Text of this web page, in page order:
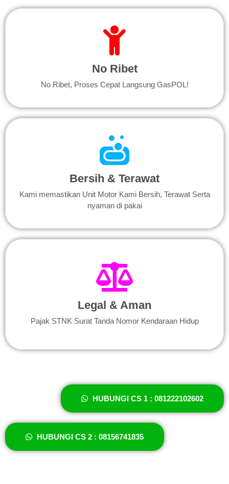
No Ribet
No Ribet, Proses Cepat Langsung GasPOL!
Bersih & Terawat
Kami memastikan Unit Motor Kami Bersih, Terawat Serta
nyaman di pakai
Legal & Aman
Pajak STNK Surat Tanda Nomor Kendaraan Hidup
HUBUNGI CS 1 : 081222102602
HUBUNGI CS 2 : 08156741835